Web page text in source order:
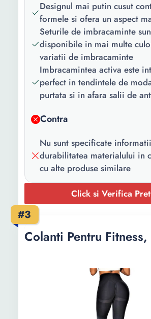
Adecvat pentru
fitness
Instructiuni
ingrijire:
Compatibil
spalat rufe Nu
Designul mai putin cusut
formele si ofera un aspect
Seturile de imbracaminte
disponibile in mai multe
variatii de imbracaminte
Imbracamintea activa este
perfect in tendintele de
purtata si in afara salii de
Contra
Nu sunt specificate
durabilitatea materialului in
cu alte produse similare
Click si Verifica Pret
#3
Colanti Pentru